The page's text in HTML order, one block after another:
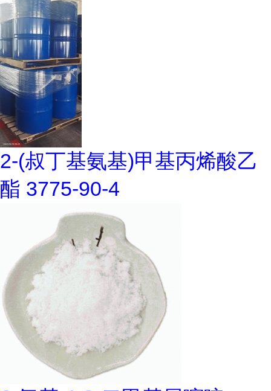
2-(叔丁基氨基)甲基丙烯酸乙
酯 3775-90-4